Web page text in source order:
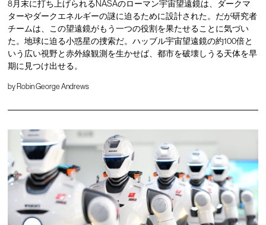
8月末に打ち上げられるNASAのローマン宇宙望遠鏡は、ダークマ
ターやダークエネルギーの謎に迫るために設計された。だが研究者
チームは、この望遠鏡がもう一つの役割を果たせることに気づい
た。地球に迫る小惑星の捜索だ。ハッブル宇宙望遠鏡の約100倍と
いう広い視野と赤外線観測を生かせば、都市を破壊しうる天体を早
期に見つけ出せる。
by Robin George Andrews